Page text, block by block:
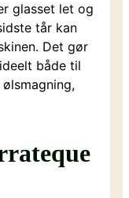
glasset let og
tår kan
Det gør
både til